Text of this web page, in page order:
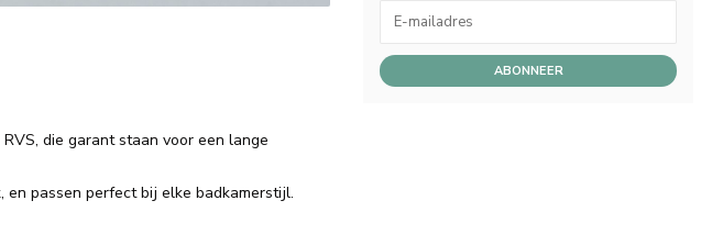
die garant staan voor een lange
en passen perfect bij elke badkamerstijl.
ABONNEER